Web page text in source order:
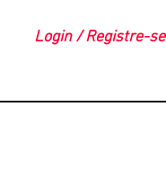
Login / Registre-se